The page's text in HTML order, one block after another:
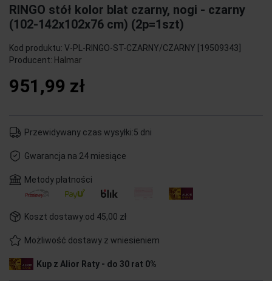
RINGO stół kolor blat czarny, nogi - czarny
(102-142x102x76 cm) (2p=1szt)
Kod produktu: V-PL-RINGO-ST-CZARNY/CZARNY [19509343]
Producent: Halmar
951,99 zł
Przewidywany czas wysyłki:5 dni
Gwarancja na 24 miesiące
Metody płatności
Koszt dostawy:od 45,00 zł
Możliwość dostawy z wniesieniem
Kup z Alior Raty - do 30 rat 0%